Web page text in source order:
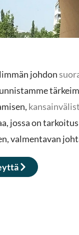
johdon
jossa on
valmentavan